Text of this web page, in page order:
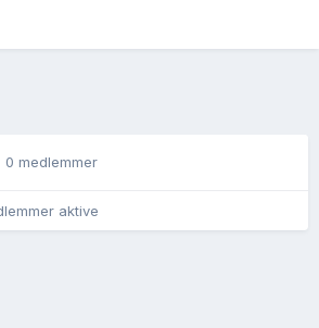
0 medlemmer
aktive